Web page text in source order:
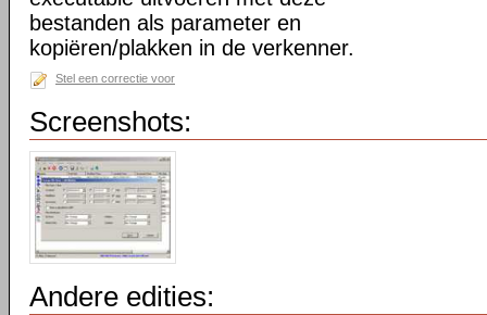
bestanden als parameter en
kopiëren/plakken in de verkenner.
Stel een correctie voor
Screenshots:
Andere edities: